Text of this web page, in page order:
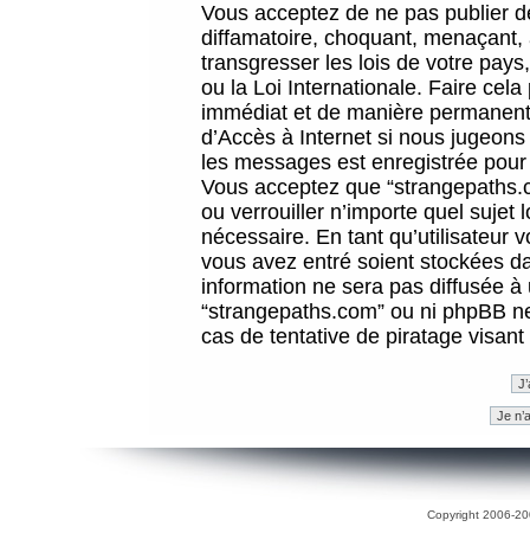
Vous acceptez de ne pas publier
diffamatoire, choquant,
transgresser les lois de votre
ou la Loi Internationale. Faire
immédiat et de manière
d’Accès à Internet si nous
les messages est enregistrée
Vous acceptez que
ou verrouiller n’importe quel sujet
nécessaire. En tant qu’utilisateur
vous avez entré soient stockées
information ne sera pas diffusée
“strangepaths.com” ou ni phpBB
cas de tentative de piratage
Copyright 2006-